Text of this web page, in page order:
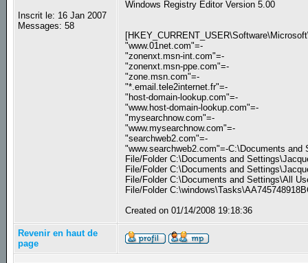
Inscrit le: 16 Jan 2007
Messages: 58
Windows Registry Editor Version 5.00
"www.01net.com"=-
"zonenxt.msn-int.com"=-
"zonenxt.msn-ppe.com"=-
"zone.msn.com"=-
"*.email.tele2internet.fr"=-
"host-domain-lookup.com"=-
"www.host-domain-lookup.com"=-
"mysearchnow.com"=-
"www.mysearchnow.com"=-
"searchweb2.com"=-
"www.searchweb2.com"=-C:\Documents
File/Folder C:\Documents and
File/Folder C:\Documents and
File/Folder C:\Documents and Settings\All
File/Folder
Created on 01/14/2008 19:18:36
Revenir en haut de
page